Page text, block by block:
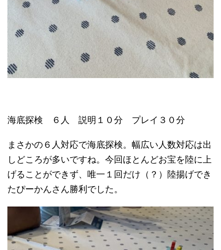
海底探検 ６人 説明１０分 プレイ３０分
まさかの６人対応で海底探検。幅広い人数対応は出
しどころが多いですね。今回ほとんどお宝を陸に上
げることができず、唯一１回だけ（？）陸揚げでき
たぴーかんさん勝利でした。